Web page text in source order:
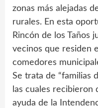
zonas más alejadas
rurales. En esta
Rincón de los Taños
vecinos que residen
comedores
Se trata de “familias
las cuales recibieron
ayuda de la